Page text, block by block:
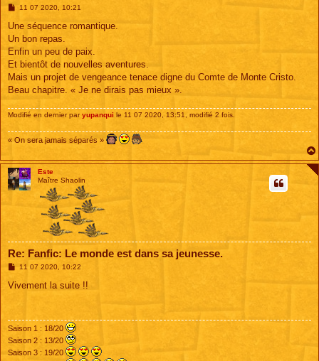
M
s
a
g
11 07 2020, 10:21
Une séquence romantique.
Un bon repas.
Enfin un peu de paix.
Et bientôt de nouvelles aventures.
Mais un projet de vengeance tenace digne du Comte de Monte Cristo.
Beau chapitre. « Je ne dirais pas mieux ».
Modifié en dernier paryupanqui le 11 07 2020, 13:51, modifié 2 fois.
« On sera jamais séparés »
Este
Maître Shaolin
Re: Fanfic: Le monde est dans sa jeunesse.
M
s
11 07 2020, 10:22
Vivement la suite !!
Saison 1 : 18/20
Saison 2 : 13/20
Saison 3 : 19/20